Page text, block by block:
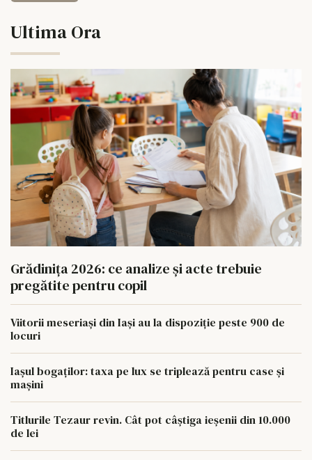
Ultima Ora
Grădinița 2026: ce analize și acte trebuie
pregătite pentru copil
Viitorii meseriași din Iași au la dispoziție peste 900 de
locuri
Iașul bogaților: taxa pe lux se triplează pentru case și
mașini
Titlurile Tezaur revin. Cât pot câștiga ieșenii din 10.000
de lei